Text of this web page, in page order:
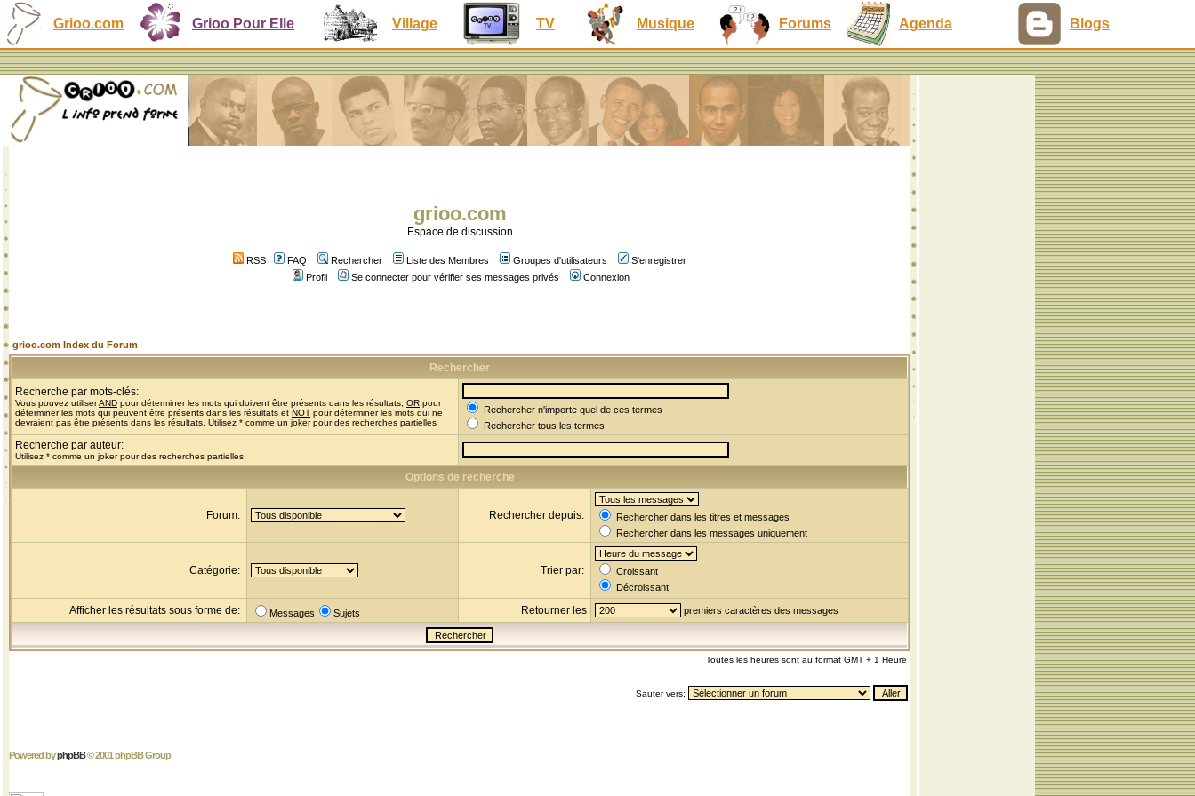
Grioo.com Grioo Pour Elle Village TV Musique Forums Agenda Blogs
grioo.com
Espace de discussion
RSS FAQ Rechercher Liste des Membres Groupes d'utilisateurs
S'enregistrer
Profil
Se connecter pour vérifier ses messages privés Connexion
grioo.com Index du Forum
Rechercher
Recherche par mots-clés:
Vous pouvez utiliserAND pour déterminer les mots qui doivent être présents dans les résultats, OR pour
déterminer les mots qui peuvent être présents dans les résultats et NOT pour déterminer les mots qui ne
devraient pas être présents dans les résultats. Utilisez * comme un joker pour des recherches partielles
Rechercher n'importe quel de ces termes
Rechercher tous les termes
Recherche par auteur:
Utilisez * comme un joker pour des recherches partielles
Options de recherche
Forum: Rechercher depuis:
Rechercher dans les titres et messages
Rechercher dans les messages uniquement
Catégorie: Trier par:
Croissant
Décroissant
Afficher les résultats sous forme de: Messages Sujets Retourner les premiers caractères des messages
Toutes les heures sont au format GMT + 1 Heure
Sauter vers:
Powered byphpBB© 2001 phpBB Group